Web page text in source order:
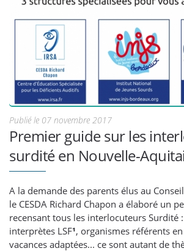
Publié le 07 novembre 2017
Premier guide sur les
surdité en Nouvelle-
A la demande des parents élus au
le CESDA Richard Chapon a élaboré un
recensant tous les interlocuteurs Surdité
interprètes LSF¹, organismes référents
vacances adaptées... ce sont autant de